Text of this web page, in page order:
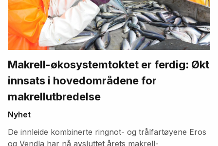
Makrell-økosystemtoktet er ferdig: Økt
innsats i hovedområdene for
makrellutbredelse
Nyhet
De innleide kombinerte ringnot- og trålfartøyene Eros
og Vendla har nå avsluttet årets makrell-